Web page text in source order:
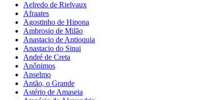
Aelredo de Rielvaux
Afraates
Agostinho de Hipona
Ambrosio de Milão
Anastacio de Antioquia
Anastacio do Sinai
André de Creta
Anônimos
Anselmo
Antão, o Grande
Astério de Amaseia